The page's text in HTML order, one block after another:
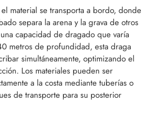
material se transporta a bordo, donde
separa la arena y la grava de otros
capacidad de dragado que varía
metros de profundidad, esta draga
simultáneamente, optimizando el
Los materiales pueden ser
a la costa mediante tuberías o
de transporte para su posterior